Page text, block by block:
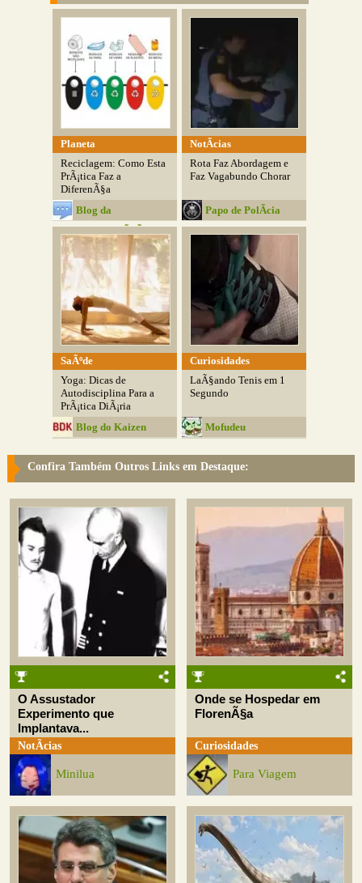
Planeta
Reciclagem: Como Esta
PrÃ¡tica Faz a
DiferenÃ§a
Blog da
ComunicaÃ§Ã£o
NotÃ­cias
Rota Faz Abordagem e
Faz Vagabundo Chorar
Papo de PolÃ­cia
SaÃºde
Yoga: Dicas de
Autodisciplina Para a
PrÃ¡tica DiÃ¡ria
Blog do Kaizen
Curiosidades
LaÃ§ando Tenis em 1
Segundo
Mofudeu
Confira Também Outros Links em Destaque:
O Assustador
Experimento que
Implantava...
NotÃ­cias
Minilua
Onde se Hospedar em
FlorenÃ§a
Curiosidades
Para Viagem